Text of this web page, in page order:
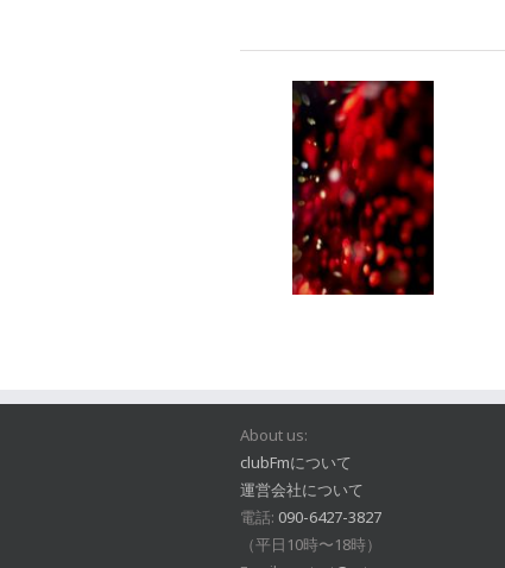
About us:
clubFmについて
運営会社について
電話: 090-6427-3827
（平日10時〜18時）